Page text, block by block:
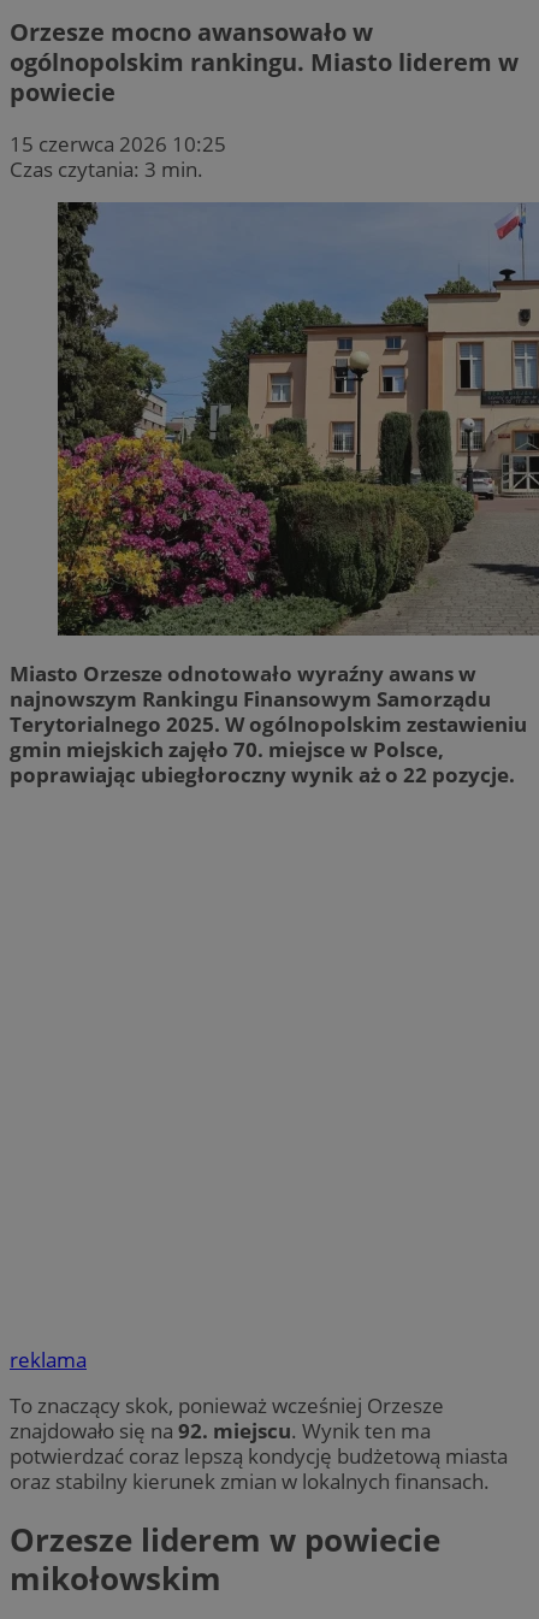
Orzesze mocno awansowało w
ogólnopolskim rankingu. Miasto liderem w
powiecie
15 czerwca 2026 10:25
Czas czytania: 3 min.
Miasto Orzesze odnotowało wyraźny awans w
najnowszym Rankingu Finansowym Samorządu
Terytorialnego 2025. W ogólnopolskim zestawieniu
gmin miejskich zajęło 70. miejsce w Polsce,
poprawiając ubiegłoroczny wynik aż o 22 pozycje.
reklama
To znaczący skok, ponieważ wcześniej Orzesze
znajdowało się na 92. miejscu. Wynik ten ma
potwierdzać coraz lepszą kondycję budżetową miasta
oraz stabilny kierunek zmian w lokalnych finansach.
Orzesze liderem w powiecie
mikołowskim